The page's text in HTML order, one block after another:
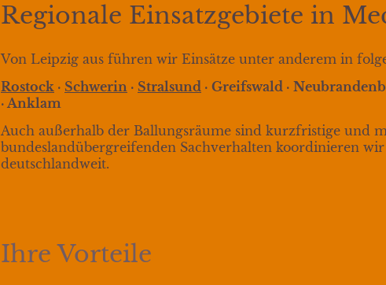
Regionale Einsatzgebiete in
Von Leipzig aus führen wir Einsätze unter anderem in
Rostock · Schwerin · Stralsund · Greifswald ·
· Anklam
Auch außerhalb der Ballungsräume sind kurzfristige und
bundeslandübergreifenden Sachverhalten koordinieren
deutschlandweit.
Ihre Vorteile